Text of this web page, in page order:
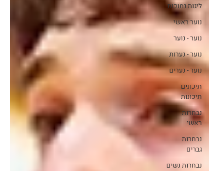
ליגות נמוכות
נוער ראשי
נוער - נוער
נוער - נערות
נוער - נערים
תיכונים
תיכונות
נבחרות
ראשי
נבחרות
גברים
נבחרות נשים